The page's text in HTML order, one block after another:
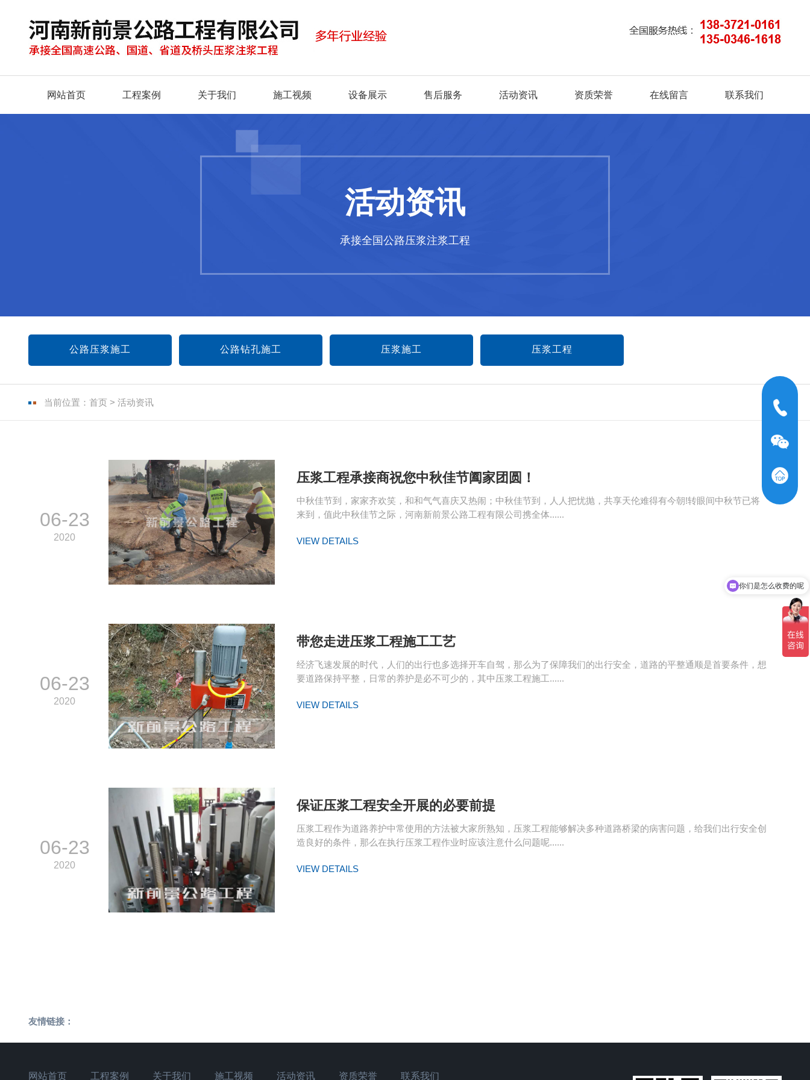
网站首页 工程案例 关于我们 施工视频 设备展示 售后服务 活动资讯 资质荣誉 在线留言 联系我们
活动资讯
承接全国公路压浆注浆工程
公路压浆施工 公路钻孔施工 压浆施工 压浆工程
当前位置： 首页 > 活动资讯
06-23
2020
压浆工程承接商祝您中秋佳节阖家团圆！
中秋佳节到，家家齐欢笑，和和气气喜庆又热闹；中秋佳节到，人人把忧抛，共享天伦难得有今朝!转眼间中秋节已将
来到，值此中秋佳节之际，河南新前景公路工程有限公司携全体......
VIEW DETAILS
06-23
2020
带您走进压浆工程施工工艺
经济飞速发展的时代，人们的出行也多选择开车自驾，那么为了保障我们的出行安全，道路的平整通顺是首要条件，想
要道路保持平整，日常的养护是必不可少的，其中压浆工程施工......
VIEW DETAILS
06-23
2020
保证压浆工程安全开展的必要前提
压浆工程作为道路养护中常使用的方法被大家所熟知，压浆工程能够解决多种道路桥梁的病害问题，给我们出行安全创
造良好的条件，那么在执行压浆工程作业时应该注意什么问题呢......
VIEW DETAILS
友情链接：
网站首页 工程案例 关于我们 施工视频 活动资讯 资质荣誉 联系我们
你们是怎么收费的呢